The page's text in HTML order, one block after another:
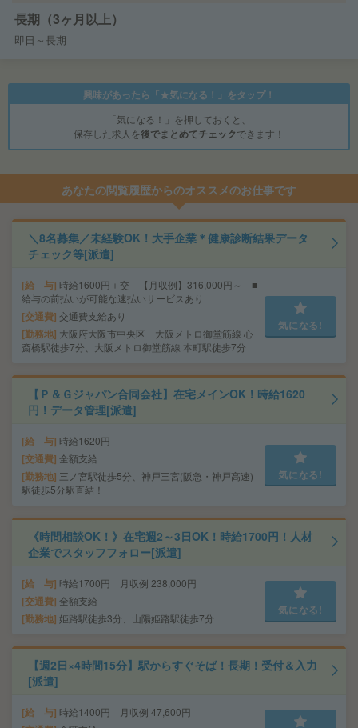
長期（3ヶ月以上）
即日～長期
興味があったら「★気になる！」をタップ！
「気になる！」を押しておくと、
保存した求人を後でまとめてチェックできます！
あなたの閲覧履歴からのオススメのお仕事です
＼8名募集／未経験OK！大手企業＊健康診断結果データ
チェック等[派遣]
給 与 時給1600円＋交 【月収例】316,000円～ ■
給与の前払いが可能な速払いサービスあり
交通費 交通費支給あり
勤務地 大阪府大阪市中央区 大阪メトロ御堂筋線 心
斎橋駅徒歩7分、大阪メトロ御堂筋線 本町駅徒歩7分
気になる!
【Ｐ＆Ｇジャパン合同会社】在宅メインOK！時給1620
円！データ管理[派遣]
給 与 時給1620円
交通費 全額支給
勤務地 三ノ宮駅徒歩5分、神戸三宮(阪急・神戸高速)
駅徒歩5分駅直結！
気になる!
《時間相談OK！》在宅週2～3日OK！時給1700円！人材
企業でスタッフフォロー[派遣]
給 与 時給1700円 月収例 238,000円
交通費 全額支給
勤務地 姫路駅徒歩3分、山陽姫路駅徒歩7分
気になる!
【週2日×4時間15分】駅からすぐそば！長期！受付＆入力
[派遣]
給 与 時給1400円 月収例 47,600円